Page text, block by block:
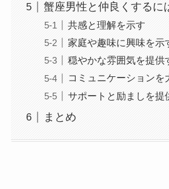
蟹座男性と仲良くするに
共感と理解を示す
家庭や趣味に興味を示
穏やかな雰囲気を提供
コミュニケーションを
サポートと励ましを提
まとめ